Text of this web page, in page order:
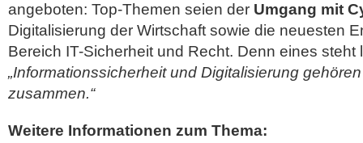
angeboten: Top-Themen seien der Umgang mit
Digitalisierung der Wirtschaft sowie die neuesten
Bereich IT-Sicherheit und Recht. Denn eines steht
„Informationssicherheit und Digitalisierung
zusammen.“
Weitere Informationen zum Thema: